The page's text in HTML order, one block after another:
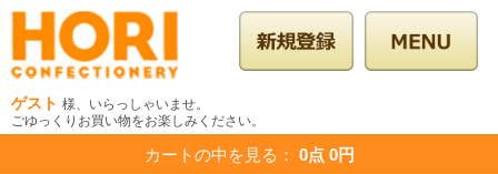
ゲスト 様、いらっしゃいませ。
ごゆっくりお買い物をお楽しみください。
カートの中を見る ： 0点 0円